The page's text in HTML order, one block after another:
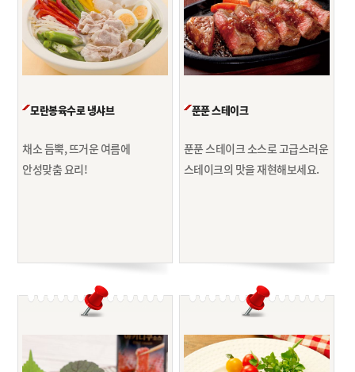
모란봉육수로 냉샤브
채소 듬뿍, 뜨거운 여름에
안성맞춤 요리!
푼푼 스테이크
푼푼 스테이크 소스로 고급스러운
스테이크의 맛을 재현해보세요.